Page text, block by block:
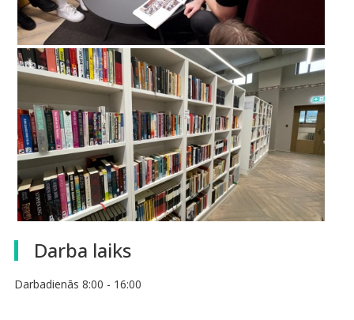
Darba laiks
Darbadienās 8:00 - 16:00